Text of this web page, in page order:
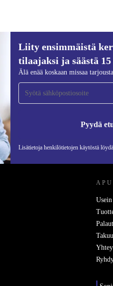
Liity ensimmäistä
tilaajaksi ja säästä 15
Älä enää koskaan missaa tarjousta
Pyydä
Lisätietoja henkilötietojen käytöstä
kertaa
ja säästä 15 €!
enää yhtäkään tarjousta.
- RETHINK NEW.